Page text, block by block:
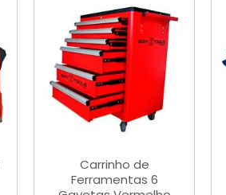
Carrinho de
Ferramentas 6